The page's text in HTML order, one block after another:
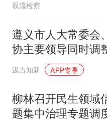
双流检察
遵义市人大常委会
协主要领导同时调
汲古知新 APP专享
柳林召开民生领域
题集中治理专题调